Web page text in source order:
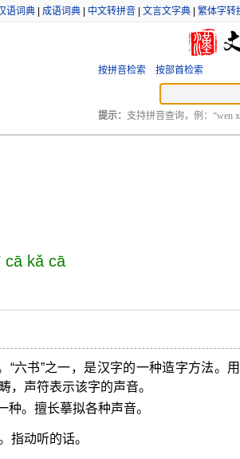
语词典 成语词典 中文转拼音 文言文字典 繁体字转
按拼音检索 按部首检索
提示： 支持拼音查询，例：“wen
cā kǎ cā
“六书”之一，是汉字的一种造字方法。
，声符表示该字的声音。
种。擅长摹拟各种声音。
指动听的话。